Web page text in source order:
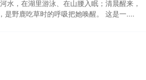
水，在湖里游泳、在山腰入眠；清晨醒来，
是野鹿吃草时的呼吸把她唤醒。 这是一....